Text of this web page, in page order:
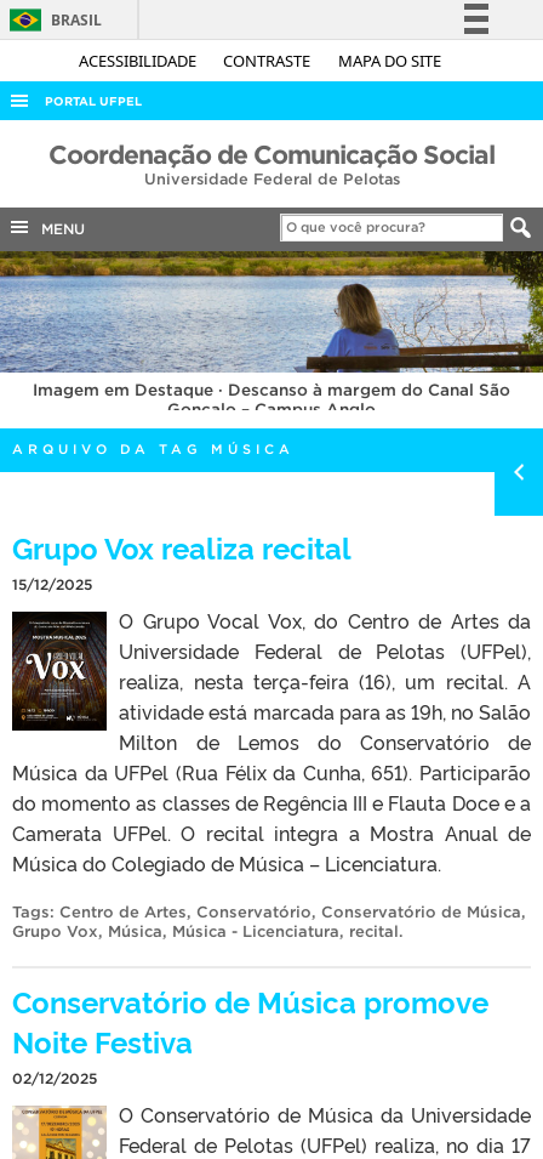
ACESSIBILIDADE CONTRASTE MAPA DO SITE
BRASIL
Simplifique!
Acesso à informação
Legislação
Canais
PORTAL UFPEL
ACESSO À INFORMAÇÃO
COBALTO
CONCURSOS
EDITAIS
INTERNACIONAL
OUVIDORIA
PORTARIAS
TELEFONES
Coordenação de Comunicação Social
Universidade Federal de Pelotas
MENU
Imagem em Destaque · Descanso à margem do Canal São
Gonçalo – Campus Anglo
ARQUIVO DA TAG MÚSICA
Grupo Vox realiza recital
15/12/2025
O Grupo Vocal Vox, do Centro de Artes da
Universidade Federal de Pelotas (UFPel),
realiza, nesta terça-feira (16), um recital. A
atividade está marcada para as 19h, no Salão
Milton de Lemos do Conservatório de
Música da UFPel (Rua Félix da Cunha, 651). Participarão
do momento as classes de Regência III e Flauta Doce e a
Camerata UFPel. O recital integra a Mostra Anual de
Música do Colegiado de Música – Licenciatura.
Tags: Centro de Artes, Conservatório, Conservatório de Música,
Grupo Vox, Música, Música - Licenciatura, recital.
Conservatório de Música promove
Noite Festiva
02/12/2025
O Conservatório de Música da Universidade
Federal de Pelotas (UFPel) realiza, no dia 17